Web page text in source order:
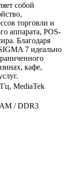
собой
торговли и
аппарата, POS-
Благодаря
7 идеально
кафе,
MediaTek
/ DDR3